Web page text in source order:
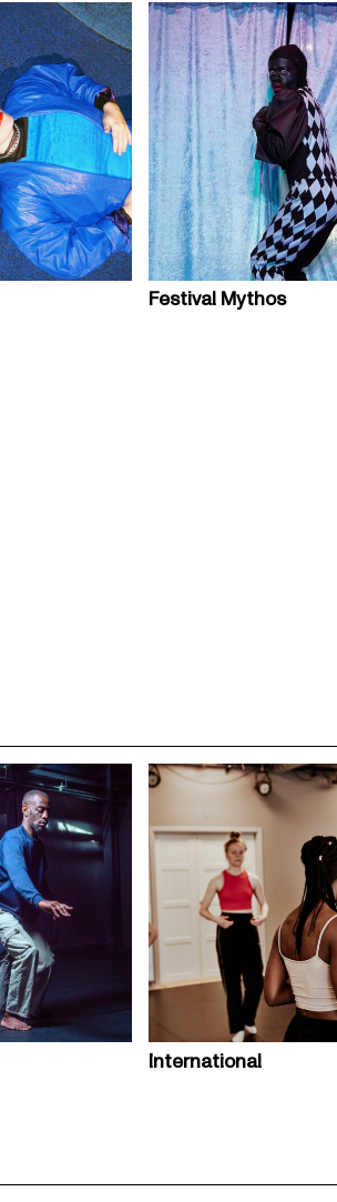
Festival Mythos
International